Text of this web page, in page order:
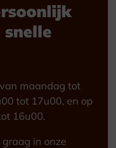
snelle
maandag tot
tot 17u00, en op
16u00.
in onze